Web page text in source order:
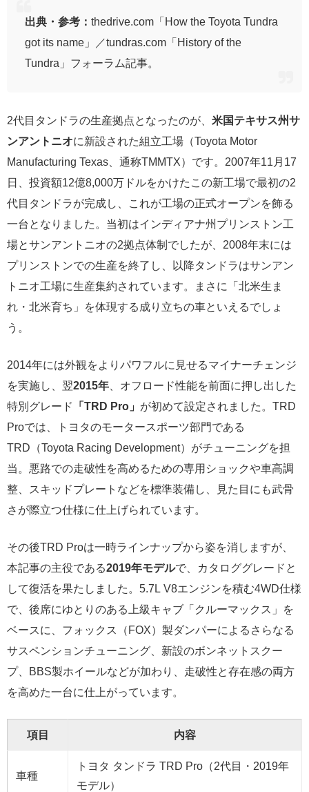
出典・参考： thedrive.com「How the Toyota Tundra
got its name」／tundras.com「History of the
Tundra」フォーラム記事。
2代目タンドラの生産拠点となったのが、 米国テキサス州サ
ンアントニオに新設された組立工場（Toyota Motor
Manufacturing Texas、通称TMMTX）です。2007年11月17
日、投資額12億8,000万ドルをかけたこの新工場で最初の2
代目タンドラが完成し、これが工場の正式オープンを飾る
一台となりました。当初はインディアナ州プリンストン工
場とサンアントニオの2拠点体制でしたが、2008年末には
プリンストンでの生産を終了し、以降タンドラはサンアン
トニオ工場に生産集約されています。まさに「北米生ま
れ・北米育ち」を体現する成り立ちの車といえるでしょ
う。
2014年には外観をよりパワフルに見せるマイナーチェンジ
を実施し、翌2015年 、オフロード性能を前面に押し出した
特別グレード
「TRD Pro」 が初めて設定されました。TRD
Proでは、トヨタのモータースポーツ部門である
TRD（Toyota Racing Development）がチューニングを担
当。悪路での走破性を高めるための専用ショックや車高調
整、スキッドプレートなどを標準装備し、見た目にも武骨
さが際立つ仕様に仕上げられています。
その後TRD Proは一時ラインナップから姿を消しますが、
本記事の主役である2019年モデルで、カタロググレードと
して復活を果たしました。5.7L V8エンジンを積む4WD仕様
で、後席にゆとりのある上級キャブ「クルーマックス」を
ベースに、フォックス（FOX）製ダンパーによるさらなる
サスペンションチューニング、新設のボンネットスクー
プ、BBS製ホイールなどが加わり、走破性と存在感の両方
を高めた一台に仕上がっています。
項目 内容
車種
トヨタ タンドラ TRD Pro（2代目・2019年
モデル）